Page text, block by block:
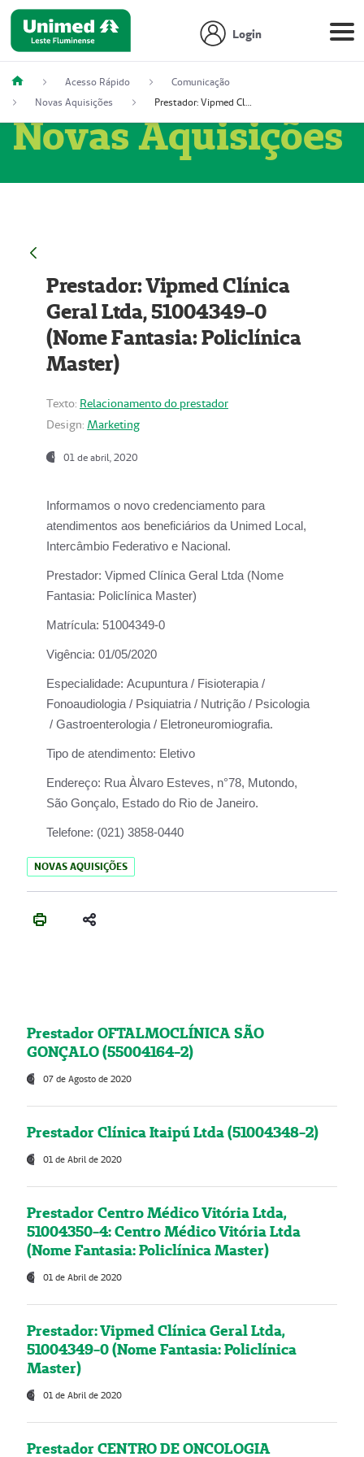
Login
Acesso Rápido
Comunicação
Novas Aquisições
Prestador: Vipmed Clínica Geral Ltda, 51004349-0 (Nome Fantasia: Policlínica Master)
Novas Aquisições
Prestador: Vipmed Clínica
Geral Ltda, 51004349-0
(Nome Fantasia: Policlínica
Master)
Texto: Relacionamento do prestador
Design: Marketing
01 de abril, 2020
Informamos o novo credenciamento para
atendimentos aos beneficiários da Unimed Local,
Intercâmbio Federativo e Nacional.
Prestador: Vipmed Clínica Geral Ltda (Nome
Fantasia: Policlínica Master)
Matrícula: 51004349-0
Vigência: 01/05/2020
Especialidade: Acupuntura / Fisioterapia /
Fonoaudiologia / Psiquiatria / Nutrição / Psicologia
/ Gastroenterologia / Eletroneuromiografia.
Tipo de atendimento: Eletivo
Endereço: Rua Àlvaro Esteves, n°78, Mutondo,
São Gonçalo, Estado do Rio de Janeiro.
Telefone: (021) 3858-0440
NOVAS AQUISIÇÕES
Prestador OFTALMOCLÍNICA SÃO
GONÇALO (55004164-2)
07 de Agosto de 2020
Prestador Clínica Itaipú Ltda (51004348-2)
01 de Abril de 2020
Prestador Centro Médico Vitória Ltda,
51004350-4: Centro Médico Vitória Ltda
(Nome Fantasia: Policlínica Master)
01 de Abril de 2020
Prestador: Vipmed Clínica Geral Ltda,
51004349-0 (Nome Fantasia: Policlínica
Master)
01 de Abril de 2020
Prestador CENTRO DE ONCOLOGIA